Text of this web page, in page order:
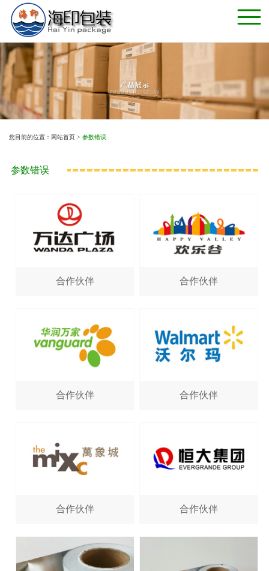
您目前的位置：网站首页 > 参数错误
参数错误
合作伙伴 合作伙伴
合作伙伴 合作伙伴
合作伙伴 合作伙伴